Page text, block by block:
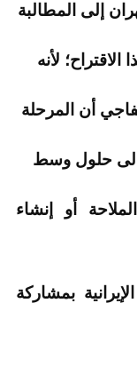
إلى المطالبة
لأنه
أن المرحلة
إلى حلول وسط
أو إنشاء
بمشاركة